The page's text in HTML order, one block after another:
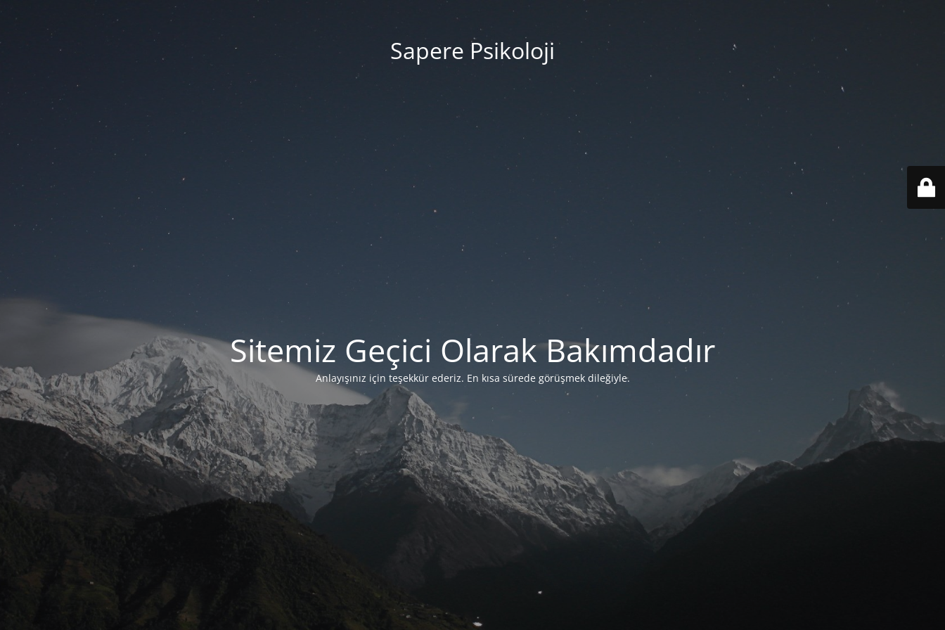
Sapere Psikoloji
Sitemiz Geçici Olarak Bakımdadır
Anlayışınız için teşekkür ederiz. En kısa sürede görüşmek dileğiyle.